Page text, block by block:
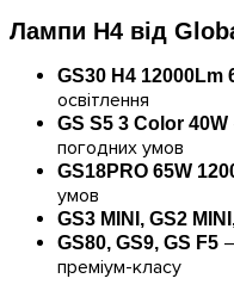
Лампи H4 від
GS30 H4 12000Lm
освітлення
GS S5 3 Color 40W
погодних умов
GS18PRO 65W
умов
GS3 MINI, GS2
GS80, GS9, GS F5
преміум-класу